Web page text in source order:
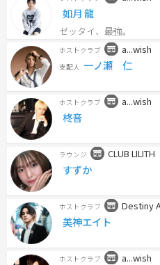
如月 龍
ゼッタイ、最強。
ホストクラブ a...wish
支配人 一ノ瀬 仁
ホストクラブ a...wish
柊音
ラウンジ CLUB LILITH
すずか
ホストクラブ Destiny
美神エイト
ホストクラブ a...wish